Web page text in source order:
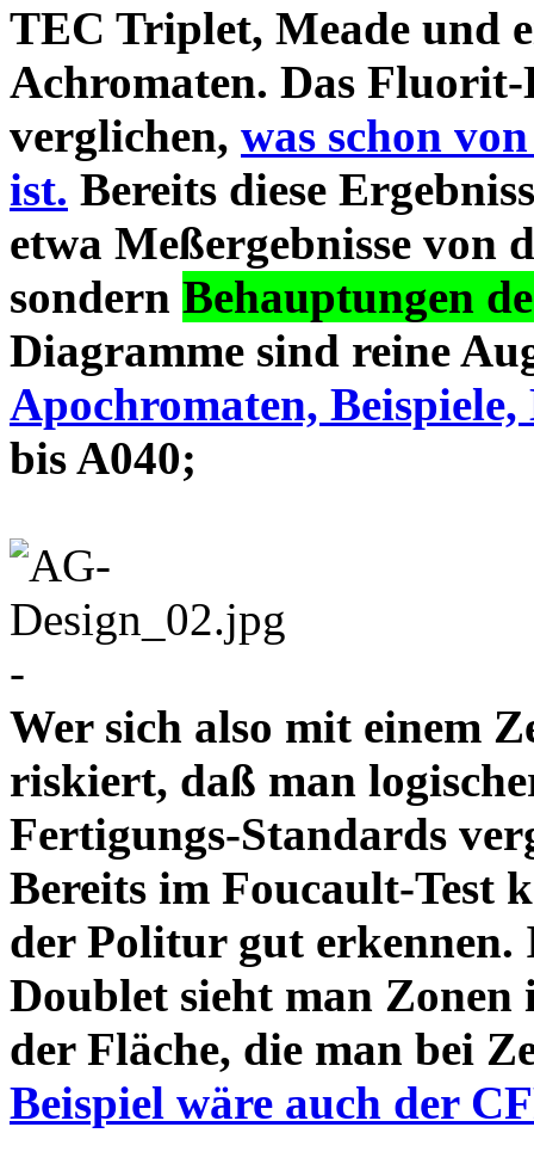
TEC Triplet, Meade und
Achromaten. Das
verglichen, was schon
ist. Bereits diese
etwa Meßergebnisse von
sondern Behauptungen
Diagramme sind reine
Apochromaten, Beispiele,
bis A040;
-
Wer sich also mit einem
riskiert, daß man
Fertigungs-Standards
Bereits im Foucault-Test
der Politur gut
Doublet sieht man Zonen
der Fläche, die man bei
Beispiel wäre auch der